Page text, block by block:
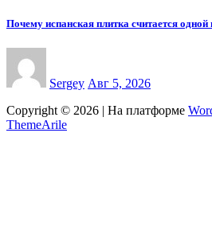
Почему испанская плитка считается
Sergey Авг 5, 2026
Copyright © 2026 | На платформе
ThemeArile